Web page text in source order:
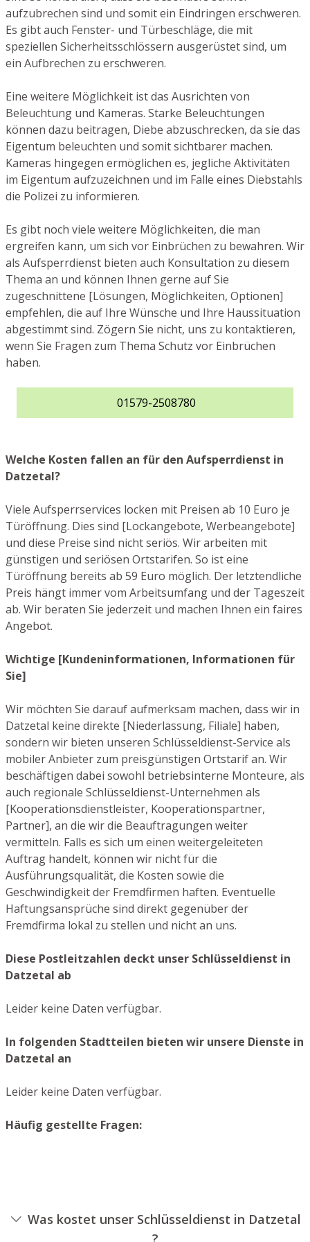
aufzubrechen sind und somit ein Eindringen erschweren.
Es gibt auch Fenster- und Türbeschläge, die mit
speziellen Sicherheitsschlössern ausgerüstet sind, um
ein Aufbrechen zu erschweren.
Eine weitere Möglichkeit ist das Ausrichten von
Beleuchtung und Kameras. Starke Beleuchtungen
können dazu beitragen, Diebe abzuschrecken, da sie das
Eigentum beleuchten und somit sichtbarer machen.
Kameras hingegen ermöglichen es, jegliche Aktivitäten
im Eigentum aufzuzeichnen und im Falle eines Diebstahls
die Polizei zu informieren.
Es gibt noch viele weitere Möglichkeiten, die man
ergreifen kann, um sich vor Einbrüchen zu bewahren. Wir
als Aufsperrdienst bieten auch Konsultation zu diesem
Thema an und können Ihnen gerne auf Sie
zugeschnittene [Lösungen, Möglichkeiten, Optionen]
empfehlen, die auf Ihre Wünsche und Ihre Haussituation
abgestimmt sind. Zögern Sie nicht, uns zu kontaktieren,
wenn Sie Fragen zum Thema Schutz vor Einbrüchen
haben.
01579-2508780
Welche Kosten fallen an für den Aufsperrdienst in
Datzetal?
Viele Aufsperrservices locken mit Preisen ab 10 Euro je
Türöffnung. Dies sind [Lockangebote, Werbeangebote]
und diese Preise sind nicht seriös. Wir arbeiten mit
günstigen und seriösen Ortstarifen. So ist eine
Türöffnung bereits ab 59 Euro möglich. Der letztendliche
Preis hängt immer vom Arbeitsumfang und der Tageszeit
ab. Wir beraten Sie jederzeit und machen Ihnen ein faires
Angebot.
Wichtige [Kundeninformationen, Informationen für
Sie]
Wir möchten Sie darauf aufmerksam machen, dass wir in
Datzetal keine direkte [Niederlassung, Filiale] haben,
sondern wir bieten unseren Schlüsseldienst-Service als
mobiler Anbieter zum preisgünstigen Ortstarif an. Wir
beschäftigen dabei sowohl betriebsinterne Monteure, als
auch regionale Schlüsseldienst-Unternehmen als
[Kooperationsdienstleister, Kooperationspartner,
Partner], an die wir die Beauftragungen weiter
vermitteln. Falls es sich um einen weitergeleiteten
Auftrag handelt, können wir nicht für die
Ausführungsqualität, die Kosten sowie die
Geschwindigkeit der Fremdfirmen haften. Eventuelle
Haftungsansprüche sind direkt gegenüber der
Fremdfirma lokal zu stellen und nicht an uns.
Diese Postleitzahlen deckt unser Schlüsseldienst in
Datzetal ab
Leider keine Daten verfügbar.
In folgenden Stadtteilen bieten wir unsere Dienste in
Datzetal an
Leider keine Daten verfügbar.
Häufig gestellte Fragen:
Was kostet unser Schlüsseldienst in Datzetal
?